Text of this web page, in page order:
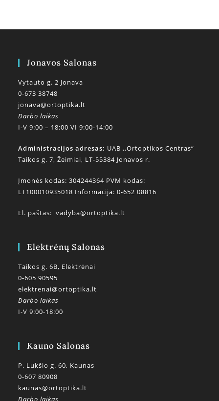
Jonavos Salonas
Vytauto g. 2 Jonava
0-673 38748
jonava@ortoptika.lt
Darbo laikas
I-V 9:00 – 18:00 VI 9:00-14:00
Administracijos adresas: UAB ,,Ortoptikos Centras“
Taikos g. 7, Žeimiai, LT-55384 Jonavos r.
Įmonės kodas: 304244364 PVM kodas:
LT100010935018 Informacija: 0-652 08816
El. paštas:vadyba@ortoptika.lt
Elektrėnų Salonas
Taikos g. 6B, Elektrėnai
0-605 90595
elektrenai@ortoptika.lt
Darbo laikas
I-V 9:00-18:00
Kauno Salonas
P. Lukšio g. 60, Kaunas
0-607 80908
kaunas@ortoptika.lt
Darbo laikas